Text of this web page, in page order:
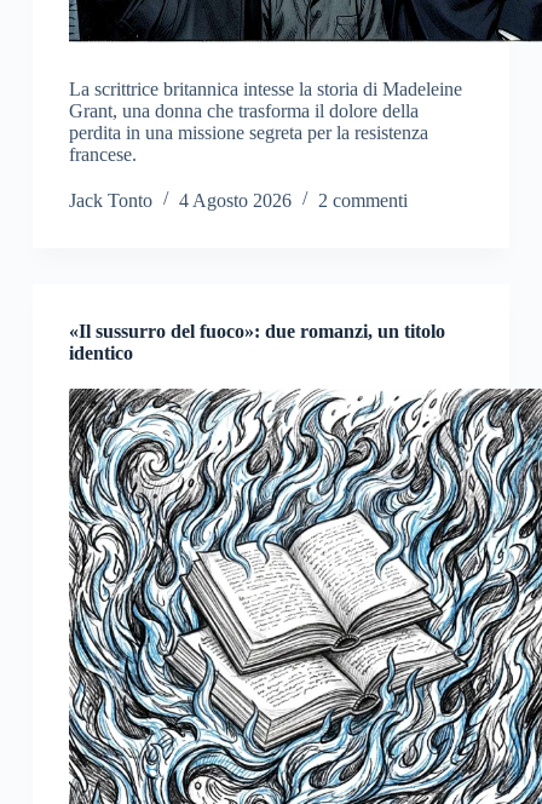
La scrittrice britannica intesse la storia di Madeleine
Grant, una donna che trasforma il dolore della
perdita in una missione segreta per la resistenza
francese.
Jack Tonto 4 Agosto 2026 2 commenti
«Il sussurro del fuoco»: due romanzi, un titolo
identico